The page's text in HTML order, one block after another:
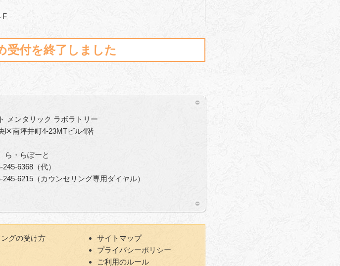
F
受付を終了しました
メンタリック ラボラトリー
区南坪井町4-23MTビル4階
・らぽーと
6368（代）
245-6215（カウンセリング専用ダイヤル）
グの受け方
サイトマップ
プライバシーポリシー
ご利用のルール